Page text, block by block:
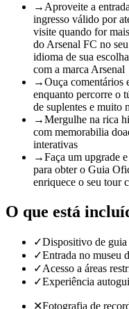
→ Aproveite a
ingresso válido por
visite quando for
do Arsenal FC no
idioma de sua
com a marca Arsenal
→Ouça comentários
enquanto percorre o
de suplentes e muito
→Mergulhe na rica
com memorabilia
interativas
→Faça um upgrade
para obter o Guia
enriquece o seu tour
O que está
✓Dispositivo de guia
✓Entrada no museu
✓Acesso a áreas
✓Experiência
✕Fotografia de